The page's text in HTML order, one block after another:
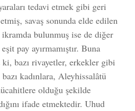
tedavi etmek gibi geri
savaş sonunda elde edilen
bulunmuş ise de diğer
pay ayırmamıştır. Buna
bazı rivayetler, erkekler gibi
kadınlara, Aleyhissalâtü
olduğu şekilde
ifade etmektedir. Uhud